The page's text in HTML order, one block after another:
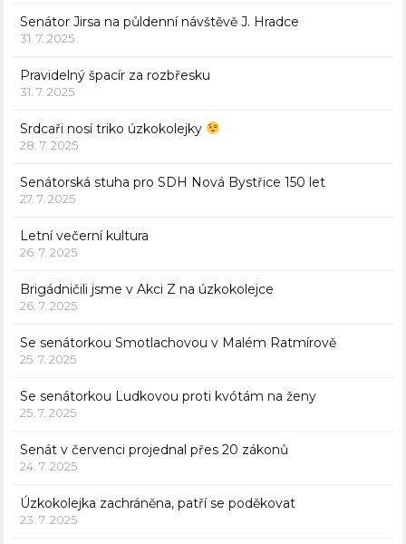
Senátor Jirsa na půldenní návštěvě J. Hradce
31. 7. 2025
Pravidelný špacír za rozbřesku
31. 7. 2025
Srdcaři nosí triko úzkokolejky
28. 7. 2025
Senátorská stuha pro SDH Nová Bystřice 150 let
27. 7. 2025
Letní večerní kultura
26. 7. 2025
Brigádničili jsme v Akci Z na úzkokolejce
26. 7. 2025
Se senátorkou Smotlachovou v Malém Ratmírově
25. 7. 2025
Se senátorkou Ludkovou proti kvótám na ženy
25. 7. 2025
Senát v červenci projednal přes 20 zákonů
24. 7. 2025
Úzkokolejka zachráněna, patří se poděkovat
23. 7. 2025